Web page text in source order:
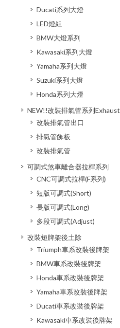
Ducati系列大燈
LED燈組
BMW大燈系列
Kawasaki系列大燈
Yamaha系列大燈
Suzuki系列大燈
Honda系列大燈
NEW!!改裝排氣管系列Exhaust
改裝排氣管出口
排氣管飾板
改裝排氣管
可調式煞車離合器拉桿系列
CNC可調式拉桿(F系列)
短版可調式(Short)
長版可調式(Long)
多段可調式(Adjust)
改裝短牌架後土除
Triumph車系改裝後牌架
BMW車系改裝後牌架
Honda車系改裝後牌架
Yamaha車系改裝後牌架
Ducati車系改裝後牌架
Kawasaki車系改裝後牌架